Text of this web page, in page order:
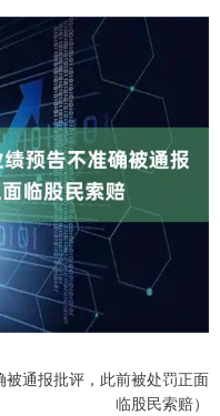
被通报批评，此前被处罚正面
临股民索赔）